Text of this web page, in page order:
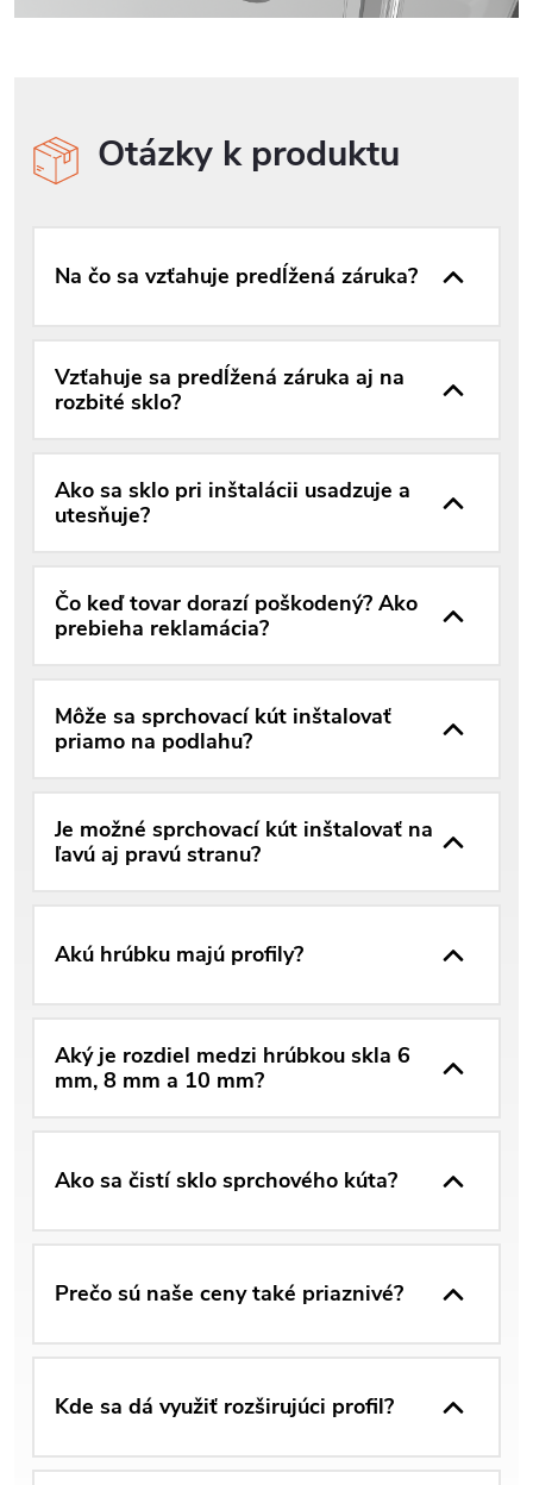
Otázky k produktu
Na čo sa vzťahuje predĺžená záruka?
Vzťahuje sa predĺžená záruka aj na
rozbité sklo?
Ako sa sklo pri inštalácii usadzuje a
utesňuje?
Čo keď tovar dorazí poškodený? Ako
prebieha reklamácia?
Môže sa sprchovací kút inštalovať
priamo na podlahu?
Je možné sprchovací kút inštalovať na
ľavú aj pravú stranu?
Akú hrúbku majú profily?
Aký je rozdiel medzi hrúbkou skla 6
mm, 8 mm a 10 mm?
Ako sa čistí sklo sprchového kúta?
Prečo sú naše ceny také priaznivé?
Kde sa dá využiť rozširujúci profil?